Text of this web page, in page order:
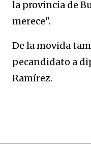
la provincia de
merece".
De la movida
pecandidato a
Ramírez.